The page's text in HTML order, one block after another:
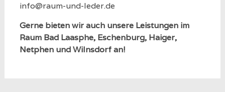
info@raum-und-leder.de
Gerne bieten wir auch unsere Leistungen im
Raum Bad Laasphe, Eschenburg, Haiger,
Netphen und Wilnsdorf an!